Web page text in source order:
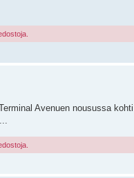
Avenuen nousussa